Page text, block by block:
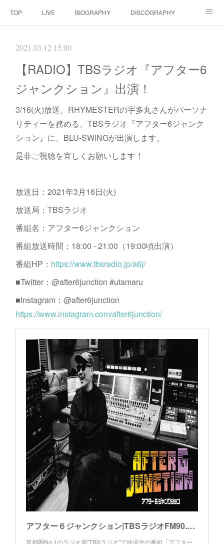
TOP LIVE BIOGRAPHY DISCOGRAPHY
2021.03.12 15:00
【RADIO】TBSラジオ『アフター6
ジャンクション』出演！
3/16(火)放送、RHYMESTERの宇多丸さんがパーソナ
リティーを務める、TBSラジオ『アフター6ジャンク
ション』に、BLU-SWINGが出演します。
‪是非ご視聴を宜しくお願いします！‬
放送日：2021年3月16日(火)
放送局：TBSラジオ
番組名：アフター6ジャンクション
番組放送時間：18:00 - 21:00（19:00頃出演）
番組HP： https://www.tbsradio.jp/a6j/
‪■Twitter：@after6junction #utamaru‬
‪■Instagram：@after6junction
https://www.instagram.com/after6junction/‬
アフター６ジャンクション|TBSラジオFM90.5+AM954～何かが始まる音がする～
首都圏No.1のラジオ局"TBSラジオ"で放送中の番組「アフター